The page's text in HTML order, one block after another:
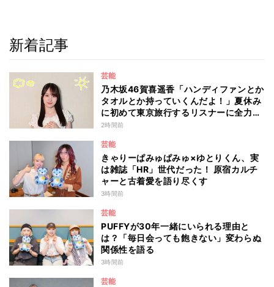
新着記事
芸能
乃木坂46賀喜遥香「ハンディファンとか
タオルとか持っていくんだよ！」夏休み
に初めて東京旅行するリスナーに全力ア
ドバイス！
2時間前
芸能
きゃりーぱみゅぱみゅ×ゆとりくん、実
は雑誌「HR」世代だった！ 原宿カルチ
ャーと古着愛を語り尽くす
3時間前
芸能
PUFFYが30年一緒にいられる理由と
は？「毎日会っても飽きない」変わらぬ
関係性を語る
3時間前
芸能